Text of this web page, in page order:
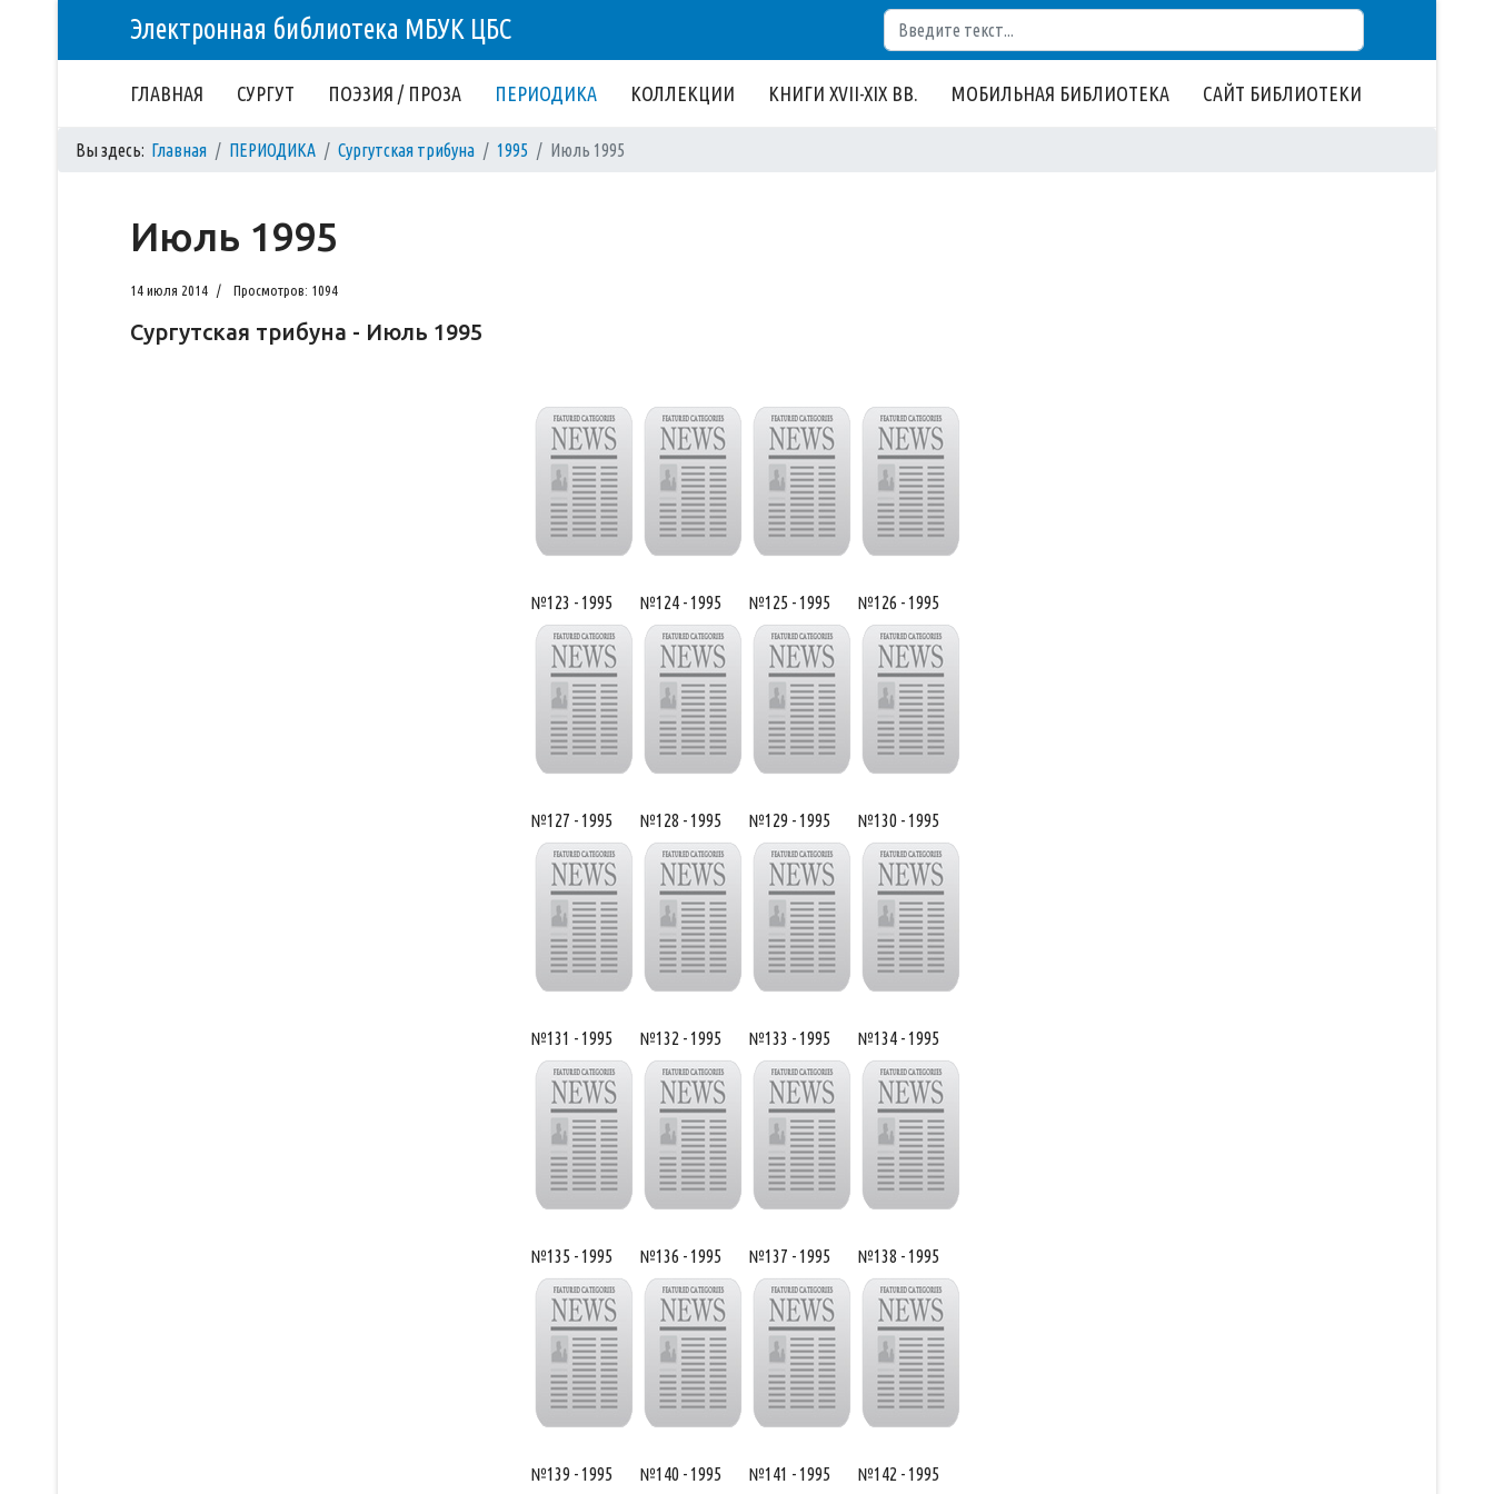
Электронная библиотека МБУК ЦБС
ГЛАВНАЯ СУРГУТ ПОЭЗИЯ / ПРОЗА ПЕРИОДИКА КОЛЛЕКЦИИ КНИГИ XVII-XIX ВВ. МОБИЛЬНАЯ БИБЛИОТЕКА САЙТ БИБЛИОТЕКИ
Вы здесь: Главная ПЕРИОДИКА Сургутская трибуна 1995 Июль 1995
Июль 1995
14 июля 2014 Просмотров: 1094
Сургутская трибуна - Июль 1995
№123 - 1995 №124 - 1995 №125 - 1995 №126 - 1995
№127 - 1995 №128 - 1995 №129 - 1995 №130 - 1995
№131 - 1995 №132 - 1995 №133 - 1995 №134 - 1995
№135 - 1995 №136 - 1995 №137 - 1995 №138 - 1995
№139 - 1995 №140 - 1995 №141 - 1995 №142 - 1995